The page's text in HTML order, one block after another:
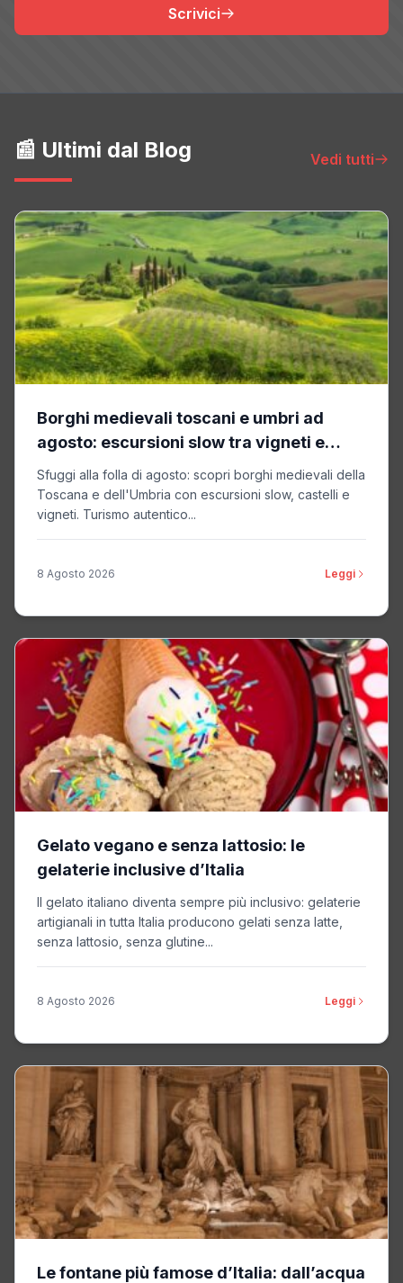
Scrivici
📰 Ultimi dal Blog Vedi tutti
Borghi medievali toscani e umbri ad
agosto: escursioni slow tra vigneti e
castelli
Sfuggi alla folla di agosto: scopri borghi medievali della
Toscana e dell'Umbria con escursioni slow, castelli e
vigneti. Turismo autentico...
8 Agosto 2026 Leggi
Gelato vegano e senza lattosio: le
gelaterie inclusive d’Italia
Il gelato italiano diventa sempre più inclusivo: gelaterie
artigianali in tutta Italia producono gelati senza latte,
senza lattosio, senza glutine...
8 Agosto 2026 Leggi
Le fontane più famose d’Italia: dall’acqua